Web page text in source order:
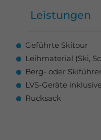
Leistungen
Geführte Skitour
Leihmaterial (Ski,
Berg- oder
LVS-Geräte
Rucksack